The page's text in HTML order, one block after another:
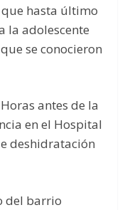
hasta último
la adolescente
se conocieron
antes de la
en el Hospital
deshidratación
del barrio